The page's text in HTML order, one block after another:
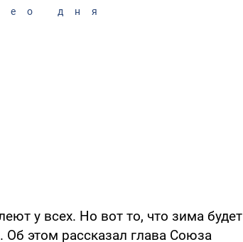
дня
у всех. Но вот то, что зима будет
этом рассказал глава Союза